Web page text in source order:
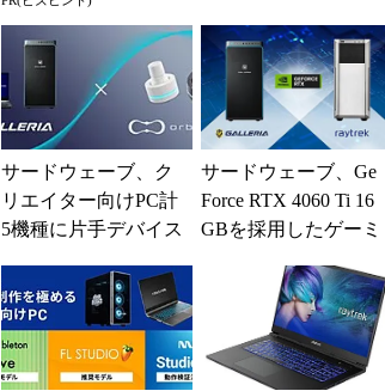
律型組織をつくる前
に外せない、たった
一つの順番
サードウェーブ、ク
リエイター向けPC計
5機種に片手デバイス
ットモデルを追...
サードウェーブ、Ge
Force RTX 4060 Ti 16
GBを採用したゲーミ